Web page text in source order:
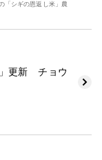
「シギの恩返し米」農
更新 チョウ